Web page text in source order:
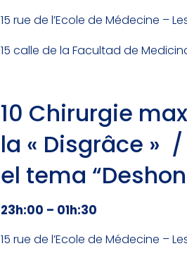
15 rue de l’Ecole de Médecine –
15 calle de la Facultad de
10 Chirurgie
la « Disgrâce »
el tema
23h:00 – 01h:30
15 rue de l’Ecole de Médecine –